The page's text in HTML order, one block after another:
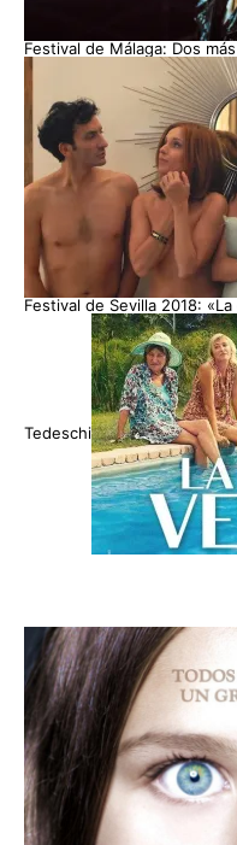
Festival de Málaga: Dos
Festival de Sevilla 2018:
Tedeschi